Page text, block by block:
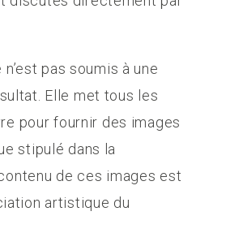
pas soumis à une
Elle met tous les
pour fournir des images
stipulé dans la
de ces images est
artistique du